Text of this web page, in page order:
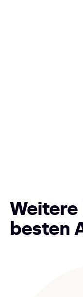
Weitere
besten